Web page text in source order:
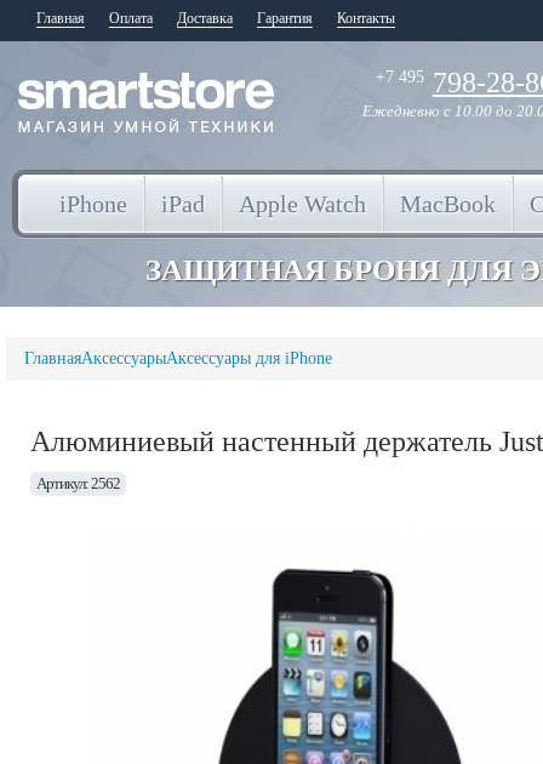
Главная Оплата Доставка Гарантия Контакты
+7 495 798-28-
Ежедневно с 10.00 до
iPhone iPad Apple Watch MacBook
ЗАЩИТНАЯ БРОНЯ ДЛЯ
ГлавнаяАксессуарыАксессуары для iPhone
Алюминиевый настенный держатель
Артикул: 2562